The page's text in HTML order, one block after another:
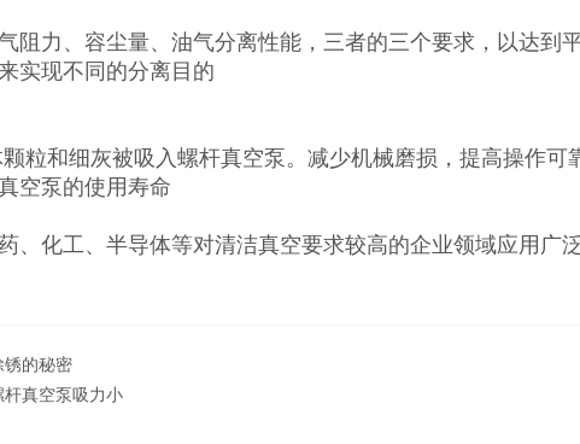
阻力、容尘量、油气分离性能，三者的三个要求，以达到
实现不同的分离目的
粒和细灰被吸入螺杆真空泵。减少机械磨损，提高操作可
空泵的使用寿命
、化工、半导体等对清洁真空要求较高的企业领域应用广
锈的秘密
真空泵吸力小